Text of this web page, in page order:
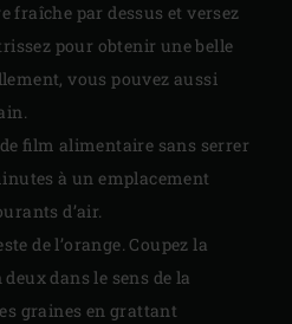
fraîche par dessus et versez
pour obtenir une belle
vous pouvez aussi
film alimentaire sans serrer
à un emplacement
d’air.
de l’orange. Coupez la
dans le sens de la
graines en grattant